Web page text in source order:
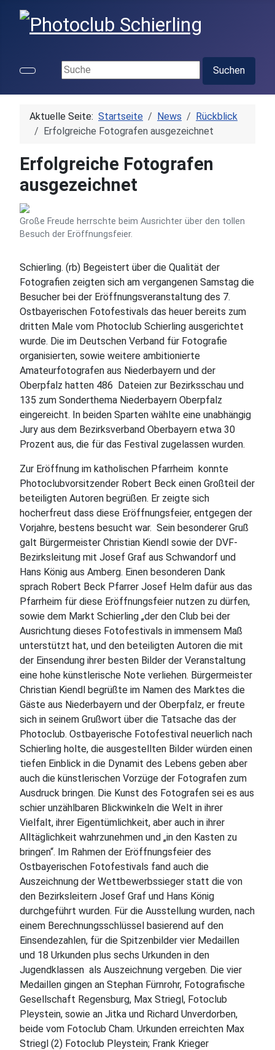
Suchen ...
Suchen
Aktuelle Seite: Startseite News
Rückblick
Erfolgreiche Fotografen ausgezeichnet
Erfolgreiche Fotografen
ausgezeichnet
Große Freude herrschte beim Ausrichter über den tollen
Besuch der Eröffnungsfeier.
Schierling. (rb) Begeistert über die Qualität der
Fotografien zeigten sich am vergangenen Samstag die
Besucher bei der Eröffnungsveranstaltung des 7.
Ostbayerischen Fotofestivals das heuer bereits zum
dritten Male vom Photoclub Schierling ausgerichtet
wurde. Die im Deutschen Verband für Fotografie
organisierten, sowie weitere ambitionierte
Amateurfotografen aus Niederbayern und der
Oberpfalz hatten 486 Dateien zur Bezirksschau und
135 zum Sonderthema Niederbayern Oberpfalz
eingereicht. In beiden Sparten wählte eine unabhängig
Jury aus dem Bezirksverband Oberbayern etwa 30
Prozent aus, die für das Festival zugelassen wurden.
Zur Eröffnung im katholischen Pfarrheim konnte
Photoclubvorsitzender Robert Beck einen Großteil der
beteiligten Autoren begrüßen. Er zeigte sich
hocherfreut dass diese Eröffnungsfeier, entgegen der
Vorjahre, bestens besucht war. Sein besonderer Gruß
galt Bürgermeister Christian Kiendl sowie der DVF-
Bezirksleitung mit Josef Graf aus Schwandorf und
Hans König aus Amberg. Einen besonderen Dank
sprach Robert Beck Pfarrer Josef Helm dafür aus das
Pfarrheim für diese Eröffnungsfeier nutzen zu dürfen,
sowie dem Markt Schierling „der den Club bei der
Ausrichtung dieses Fotofestivals in immensem Maß
unterstützt hat, und den beteiligten Autoren die mit
der Einsendung ihrer besten Bilder der Veranstaltung
eine hohe künstlerische Note verliehen. Bürgermeister
Christian Kiendl begrüßte im Namen des Marktes die
Gäste aus Niederbayern und der Oberpfalz, er freute
sich in seinem Grußwort über die Tatsache das der
Photoclub. Ostbayerische Fotofestival neuerlich nach
Schierling holte, die ausgestellten Bilder würden einen
tiefen Einblick in die Dynamit des Lebens geben aber
auch die künstlerischen Vorzüge der Fotografen zum
Ausdruck bringen. Die Kunst des Fotografen sei es aus
schier unzählbaren Blickwinkeln die Welt in ihrer
Vielfalt, ihrer Eigentümlichkeit, aber auch in ihrer
Alltäglichkeit wahrzunehmen und „in den Kasten zu
bringen“. Im Rahmen der Eröffnungsfeier des
Ostbayerischen Fotofestivals fand auch die
Auszeichnung der Wettbewerbssieger statt die von
den Bezirksleitern Josef Graf und Hans König
durchgeführt wurden. Für die Ausstellung wurden, nach
einem Berechnungsschlüssel basierend auf den
Einsendezahlen, für die Spitzenbilder vier Medaillen
und 18 Urkunden plus sechs Urkunden in den
Jugendklassen als Auszeichnung vergeben. Die vier
Medaillen gingen an Stephan Fürnrohr, Fotografische
Gesellschaft Regensburg, Max Striegl, Fotoclub
Pleystein, sowie an Jitka und Richard Unverdorben,
beide vom Fotoclub Cham. Urkunden erreichten Max
Striegl (2) Fotoclub Pleystein; Frank Krieger